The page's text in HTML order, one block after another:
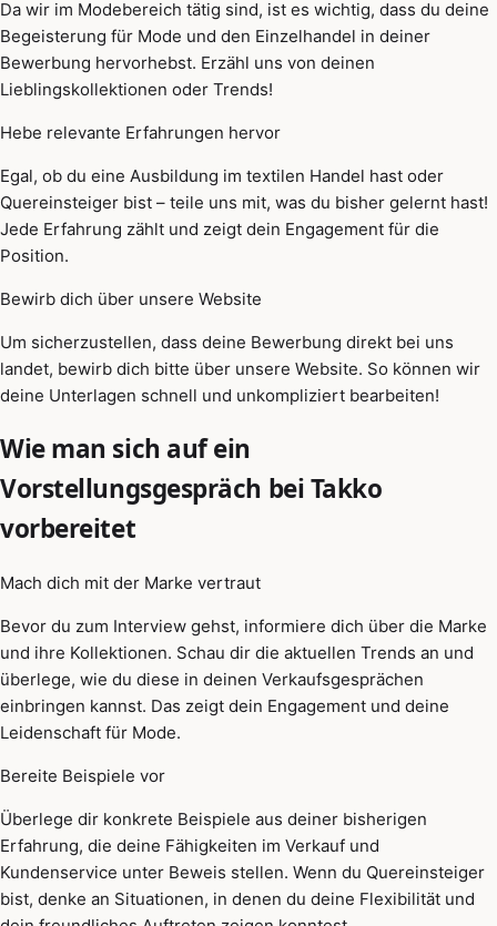
Da wir im Modebereich tätig sind, ist es wichtig, dass du deine
Begeisterung für Mode und den Einzelhandel in deiner
Bewerbung hervorhebst. Erzähl uns von deinen
Lieblingskollektionen oder Trends!
Hebe relevante Erfahrungen hervor
Egal, ob du eine Ausbildung im textilen Handel hast oder
Quereinsteiger bist – teile uns mit, was du bisher gelernt hast!
Jede Erfahrung zählt und zeigt dein Engagement für die
Position.
Bewirb dich über unsere Website
Um sicherzustellen, dass deine Bewerbung direkt bei uns
landet, bewirb dich bitte über unsere Website. So können wir
deine Unterlagen schnell und unkompliziert bearbeiten!
Wie man sich auf ein
Vorstellungsgespräch bei Takko
vorbereitet
Mach dich mit der Marke vertraut
Bevor du zum Interview gehst, informiere dich über die Marke
und ihre Kollektionen. Schau dir die aktuellen Trends an und
überlege, wie du diese in deinen Verkaufsgesprächen
einbringen kannst. Das zeigt dein Engagement und deine
Leidenschaft für Mode.
Bereite Beispiele vor
Überlege dir konkrete Beispiele aus deiner bisherigen
Erfahrung, die deine Fähigkeiten im Verkauf und
Kundenservice unter Beweis stellen. Wenn du Quereinsteiger
bist, denke an Situationen, in denen du deine Flexibilität und